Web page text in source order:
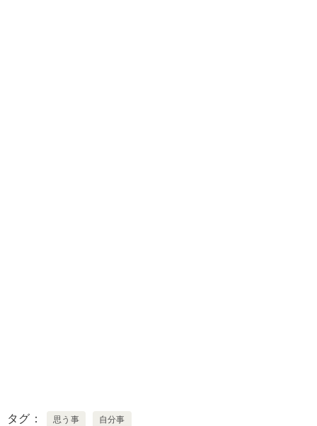
タグ 思う事 自分事